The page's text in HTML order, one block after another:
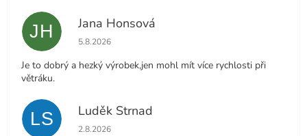
JH Jana Honsová
Hodnocení obchodu je 5 z 5 hvězdiček.
5.8.2026
Je to dobrý a hezký výrobek,jen mohl mít více rychlosti při
větráku.
LS Luděk Strnad
Hodnocení obchodu je 5 z 5 hvězdiček.
2.8.2026